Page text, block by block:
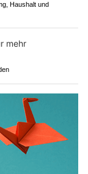
Haushalt und